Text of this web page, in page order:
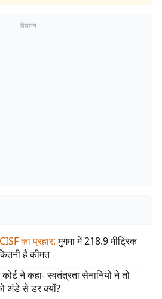
विज्ञापन
का प्रहार: मुगमा में 218.9 मीट्रिक
है कीमत
ने कहा- स्वतंत्रता सेनानियों ने तो
अंडे से डर क्यों?